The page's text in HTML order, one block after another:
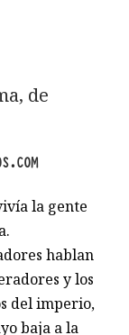
de
la gente
hablan
y los
del imperio,
baja a la